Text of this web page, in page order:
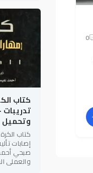
0
سرعة
كتاب
وتحميل
كتاب
إصابات
صبحي
والعملي